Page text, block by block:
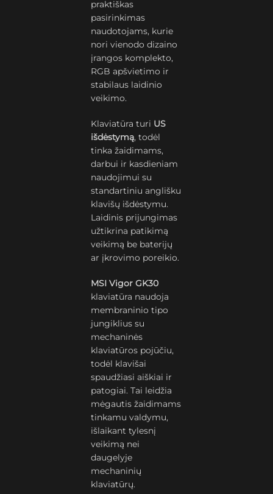
praktiškas
pasirinkimas
naudotojams, kurie
nori vienodo dizaino
įrangos komplekto,
RGB apšvietimo ir
stabilaus laidinio
veikimo.
Klaviatūra turi US
išdėstymą, todėl
tinka žaidimams,
darbui ir kasdieniam
naudojimui su
standartiniu anglišku
klavišų išdėstymu.
Laidinis prijungimas
užtikrina patikimą
veikimą be baterijų
ar įkrovimo poreikio.
MSI Vigor GK30
klaviatūra naudoja
membraninio tipo
jungiklius su
mechaninės
klaviatūros pojūčiu,
todėl klavišai
spaudžiasi aiškiai ir
patogiai. Tai leidžia
mėgautis žaidimams
tinkamu valdymu,
išlaikant tylesnį
veikimą nei
daugelyje
mechaninių
klaviatūrų.